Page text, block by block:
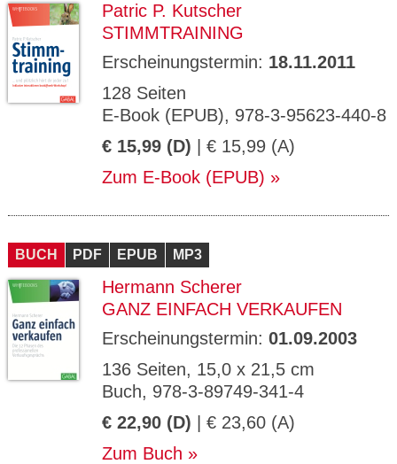
Patric P. Kutscher
STIMMTRAINING
Erscheinungstermin: 18.11.2011
128 Seiten
E-Book (EPUB), 978-3-95623-440-8
€ 15,99 (D) | € 15,99 (A)
Zum E-Book (EPUB)
BUCH PDF EPUB MP3
Hermann Scherer
GANZ EINFACH VERKAUFEN
Erscheinungstermin: 01.09.2003
136 Seiten, 15,0 x 21,5 cm
Buch, 978-3-89749-341-4
€ 22,90 (D) | € 23,60 (A)
Zum Buch